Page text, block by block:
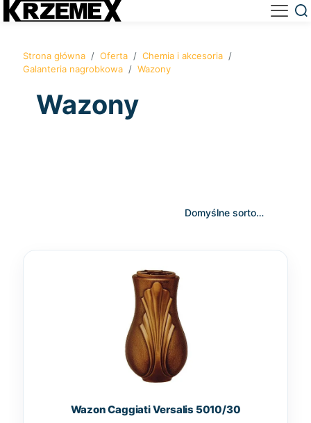
Strona główna / Oferta / Chemia i akcesoria /
Galanteria nagrobkowa / Wazony
Wazony
Wazon Caggiati Versalis 5010/30